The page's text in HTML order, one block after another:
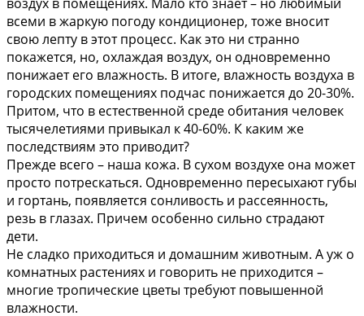
всеми в жаркую погоду кондиционер, тоже вносит
свою лепту в этот процесс. Как это ни странно
покажется, но, охлаждая воздух, он одновременно
понижает его влажность. В итоге, влажность воздуха в
городских помещениях подчас понижается до 20-30%.
Притом, что в естественной среде обитания человек
тысячелетиями привыкал к 40-60%. К каким же
последствиям это приводит?
Прежде всего – наша кожа. В сухом воздухе она может
просто потрескаться. Одновременно пересыхают губы
и гортань, появляется сонливость и рассеянность,
резь в глазах. Причем особенно сильно страдают
дети.
Не сладко приходиться и домашним животным. А уж о
комнатных растениях и говорить не приходится –
многие тропические цветы требуют повышенной
влажности.